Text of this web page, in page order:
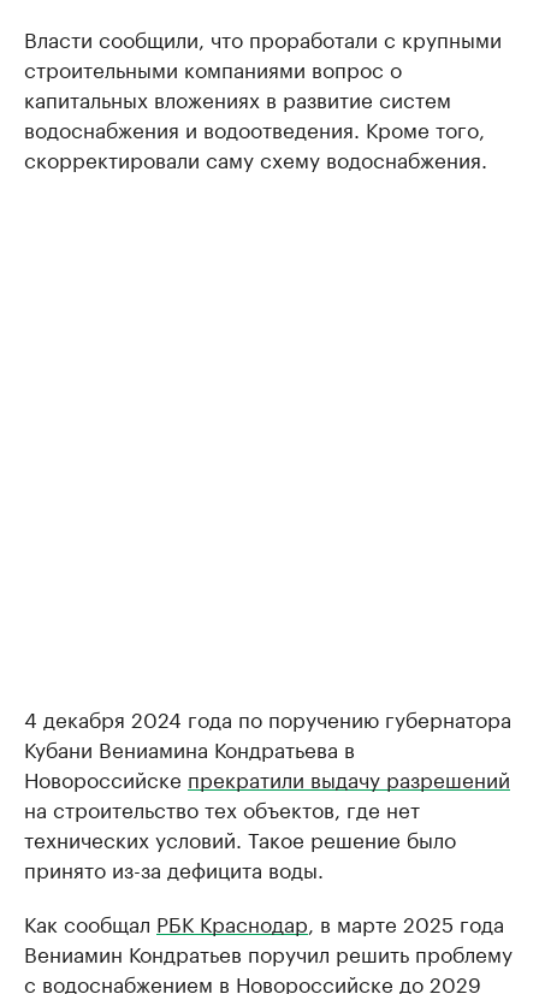
Власти сообщили, что проработали с крупными
строительными компаниями вопрос о
капитальных вложениях в развитие систем
водоснабжения и водоотведения. Кроме того,
скорректировали саму схему водоснабжения.
4 декабря 2024 года по поручению губернатора
Кубани Вениамина Кондратьева в
Новороссийске прекратили выдачу разрешений
на строительство тех объектов, где нет
технических условий. Такое решение было
принято из-за дефицита воды.
Как сообщал РБК Краснодар , в марте 2025 года
Вениамин Кондратьев поручил решить проблему
с водоснабжением в Новороссийске до 2029